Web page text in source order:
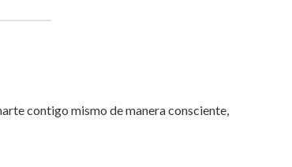
contigo mismo de manera consciente,